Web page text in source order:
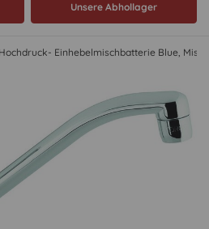
Unsere Abhollager
Einhebelmischbatterie Blue,